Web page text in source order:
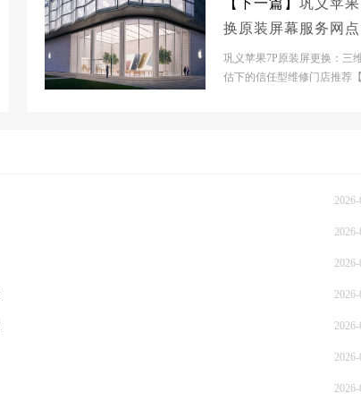
【下一篇】 巩义苹
换原装屏幕服务网
概多少钱
巩义苹果7P原装屏更换：三
估下的信任型维修门店推荐
2026-
2026-
2026-
2026-
2026-
2026-
2026-